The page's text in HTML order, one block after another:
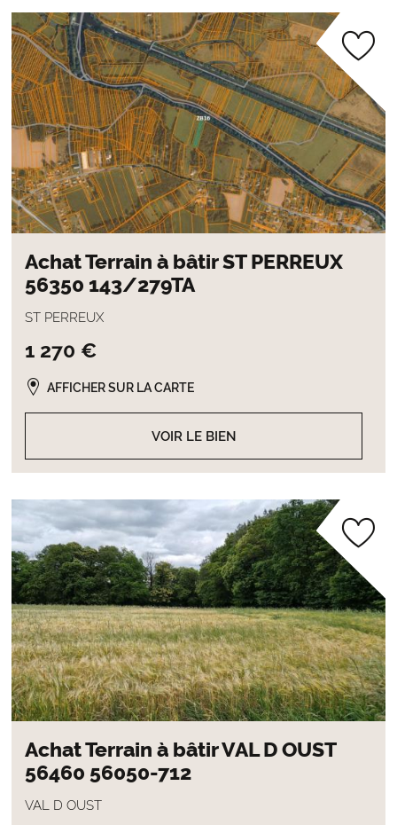
Achat Terrain à bâtir ST PERREUX
56350 143/279TA
ST PERREUX
1 270 €
VOIR LE BIEN
AFFICHER SUR LA CARTE
Achat Terrain à bâtir VAL D OUST
56460 56050-712
VAL D OUST